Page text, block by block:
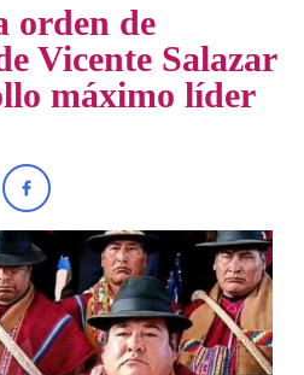
orden de
Vicente Salazar
máximo líder